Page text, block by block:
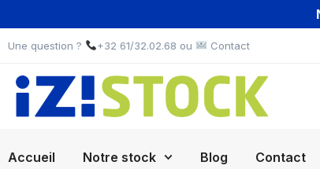
Une question ? +32 61/32.02.68 ou Contact
Accueil Notre stock Blog Contact